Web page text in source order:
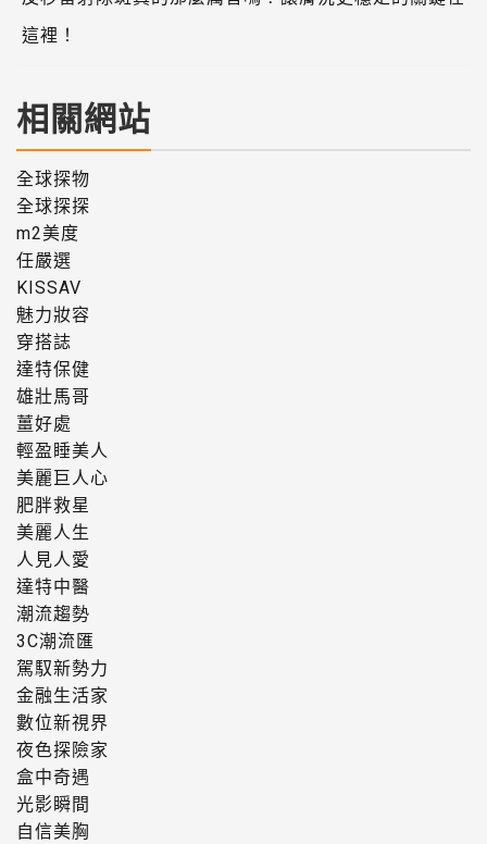
這裡！
相關網站
全球探物
全球探探
m2美度
任嚴選
KISSAV
魅力妝容
穿搭誌
達特保健
雄壯馬哥
薑好處
輕盈睡美人
美麗巨人心
肥胖救星
美麗人生
人見人愛
達特中醫
潮流趨勢
3C潮流匯
駕馭新勢力
金融生活家
數位新視界
夜色探險家
盒中奇遇
光影瞬間
自信美胸